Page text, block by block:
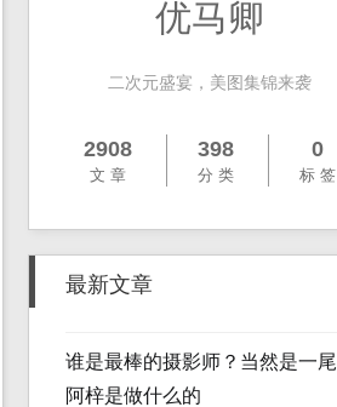
优马卿
二次元盛宴，美图集锦来袭
2908
文 章
398
分 类
0
标 签
最新文章
谁是最棒的摄影师？当然是一尾
阿梓是做什么的